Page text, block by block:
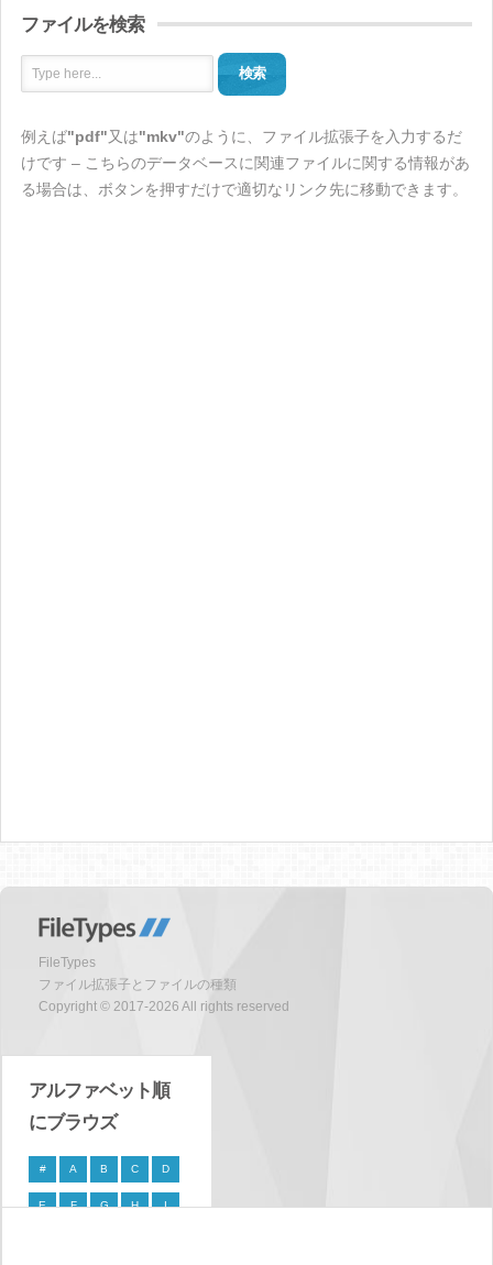
ファイルを検索
検索
例えば"pdf"又は"mkv"のように、ファイル拡張子を入力するだ
けです – こちらのデータベースに関連ファイルに関する情報があ
る場合は、ボタンを押すだけで適切なリンク先に移動できます。
FileTypes
ファイル拡張子とファイルの種類
Copyright © 2017-2026 All rights reserved
アルファベット順
にブラウズ
# A B C D
E F G H I